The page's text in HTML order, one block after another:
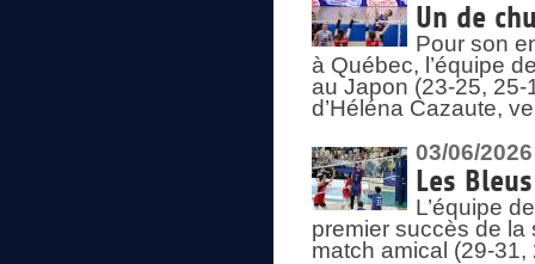
Un de
Pour son
à Québec, l’équipe
au Japon (23-25,
d’Héléna Cazaute,
03/06/2026
Les
L’équipe
premier succès de la
match amical (29-